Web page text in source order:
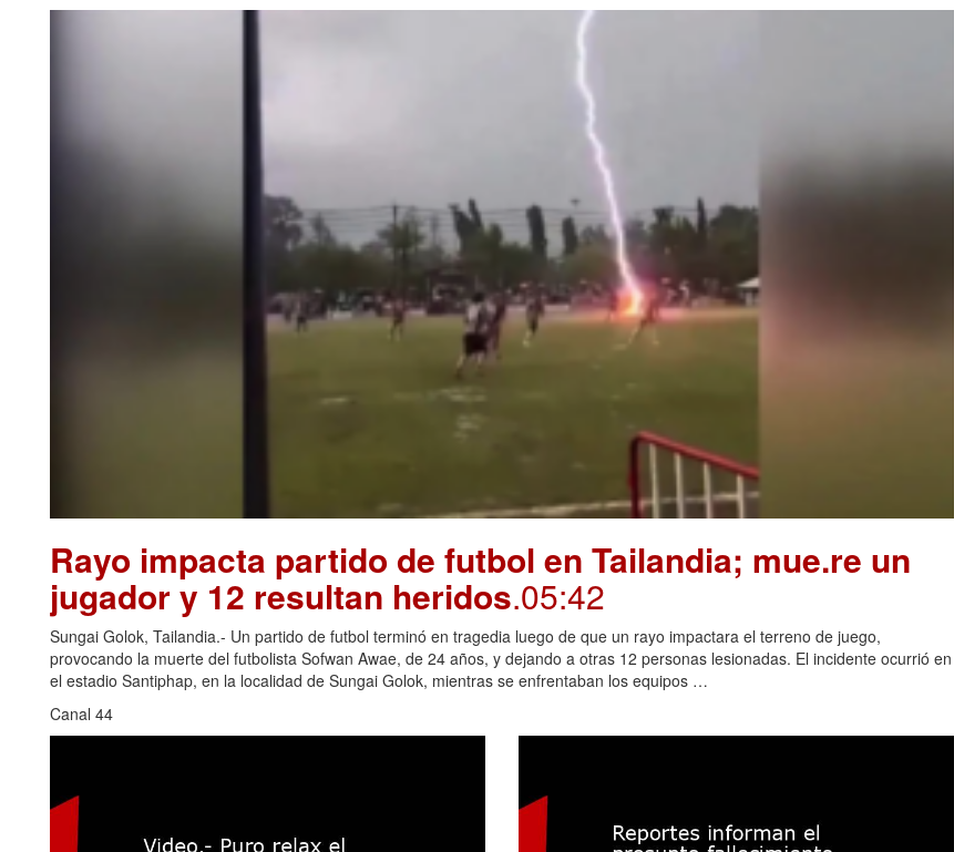
Rayo impacta partido de futbol en Tailandia; mue.re un
jugador y 12 resultan heridos.05:42
Sungai Golok, Tailandia.- Un partido de futbol terminó en tragedia luego de que un rayo impactara el terreno de juego,
provocando la muerte del futbolista Sofwan Awae, de 24 años, y dejando a otras 12 personas lesionadas. El incidente ocurrió en
el estadio Santiphap, en la localidad de Sungai Golok, mientras se enfrentaban los equipos …
Canal 44